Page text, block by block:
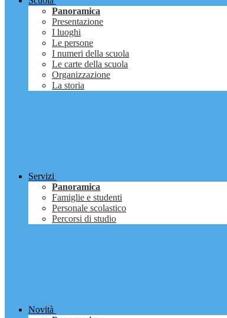
Panoramica
Presentazione
I luoghi
Le persone
I numeri della scuola
Le carte della scuola
Organizzazione
La storia
Servizi
Panoramica
Famiglie e studenti
Personale scolastico
Percorsi di studio
Novità